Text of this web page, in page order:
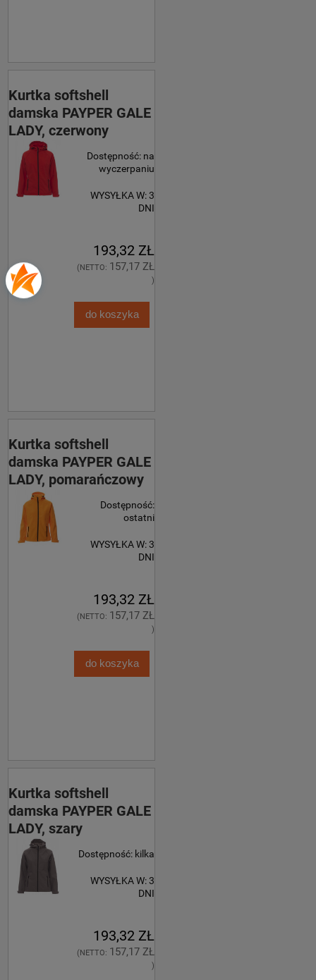
Kurtka softshell
damska PAYPER GALE
LADY, czerwony
Dostępność: na
wyczerpaniu
WYSYŁKA W: 3
DNI
193,32 ZŁ
(NETTO: 157,17 ZŁ
)
do koszyka
Kurtka softshell
damska PAYPER GALE
LADY, pomarańczowy
Dostępność:
ostatni
WYSYŁKA W: 3
DNI
193,32 ZŁ
(NETTO: 157,17 ZŁ
)
do koszyka
Kurtka softshell
damska PAYPER GALE
LADY, szary
Dostępność: kilka
WYSYŁKA W: 3
DNI
193,32 ZŁ
(NETTO: 157,17 ZŁ
)